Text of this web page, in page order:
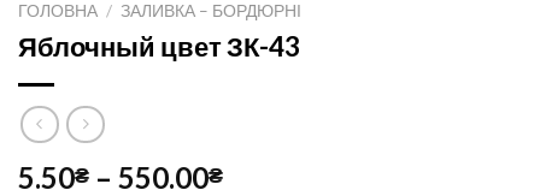
ГОЛОВНА / ЗАЛИВКА – БОРДЮРНІ
Яблочный цвет ЗК-43
5.50₴ – 550.00₴